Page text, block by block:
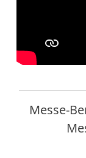
Messe-